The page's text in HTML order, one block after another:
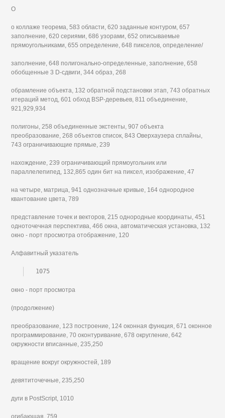
О
о коллаже теорема, 583 области, 620 заданные контуром, 657
заполнение, 620 сериями, 686 узорами, 652 описываемые
прямоугольниками, 655 определение, 648 пикселов, определение/
заполнение, 648 полигонально-определенные, заполнение, 658
обобщенные 3 D-сдвиги, 344 образ, 268
обрамление объекта, 132 обратной подстановки этап, 743 обратных
итераций метод, 601 обход BSP-деревьев, 811 объединение,
921,929,934
полигоны, 258 объединенные экстенты, 907 объекта
преобразование, 268 объектов список, 843 Оверхаузера сплайны,
743 ограничивающие прямые, 239
нахождение, 239 ограничивающий прямоугольник или
параллелепипед, 132,865 один бит на пиксел, изображение, 47
на четыре, матрица, 941 однозначные кривые, 164 однородное
квантование цвета, 789
представление точек и векторов, 215 однородные координаты, 451
одноточечная перспектива, 466 окна, автоматическая установка, 132
окно - порт просмотра отображение, 120
Алфавитный указатель
1075
окно - порт просмотра
(продолжение)
преобразование, 123 построение, 124 оконная функция, 671 оконное
программирование, 70 оконтуривание, 678 округление, 642
окружности вписанные, 235,250
вращение вокруг окружностей, 189
девятиточечные, 235,250
дуги в PostScript, 1010
огибающая, 759